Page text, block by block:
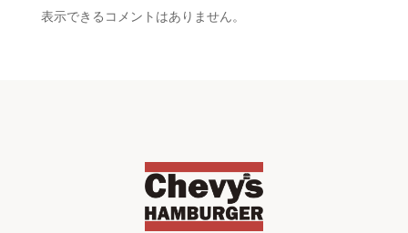
表示できるコメントはありません。